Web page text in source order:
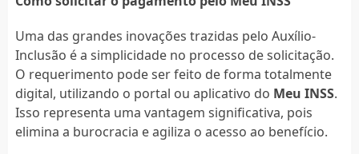
Uma das grandes inovações trazidas pelo Auxílio-
Inclusão é a simplicidade no processo de solicitação.
O requerimento pode ser feito de forma totalmente
digital, utilizando o portal ou aplicativo do Meu INSS.
Isso representa uma vantagem significativa, pois
elimina a burocracia e agiliza o acesso ao benefício.